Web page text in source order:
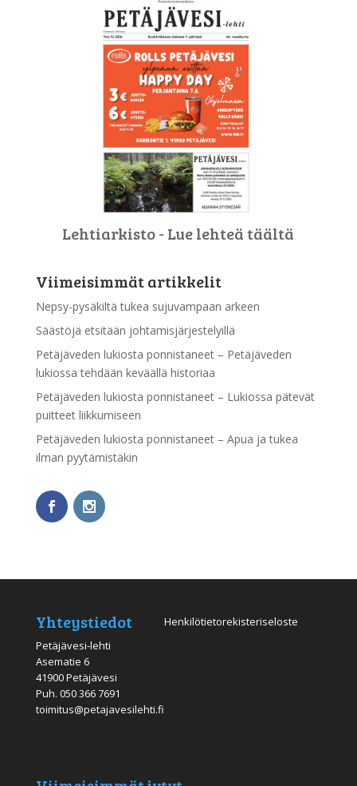
Lehtiarkisto - Lue lehteä täältä
Viimeisimmät artikkelit
Nepsy-pysäkiltä tukea sujuvampaan arkeen
Säästöjä etsitään johtamisjärjestelyillä
Petäjäveden lukiosta ponnistaneet – Petäjäveden
lukiossa tehdään keväällä historiaa
Petäjäveden lukiosta ponnistaneet – Lukiossa pätevät
puitteet liikkumiseen
Petäjäveden lukiosta ponnistaneet – Apua ja tukea
ilman pyytämistäkin
Yhteystiedot
Petäjävesi-lehti
Asematie 6
41900 Petäjävesi
Puh. 050 366 7691
toimitus@petajavesilehti.fi
Henkilötietorekisteriseloste